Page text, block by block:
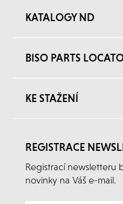
KATALOGY ND
BISO PARTS
KE STAŽENÍ
REGISTRACE
Registrací newsletteru
novinky na Váš e-mail.